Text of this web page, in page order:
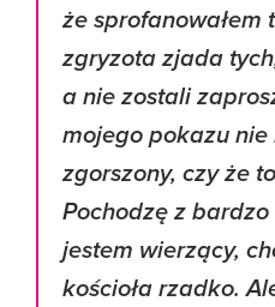
że sprofanowałem
zgryzota zjada
a nie zostali
mojego pokazu nie
zgorszony, czy że
Pochodzę z
jestem wierzący,
kościoła rzadko.